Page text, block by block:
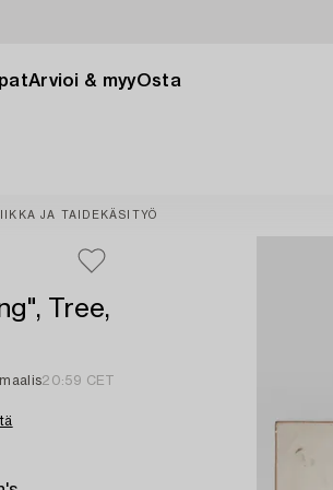
Arvioi & myyOsta
JA TAIDEKÄSITYÖ
Tree,
20:59 CET